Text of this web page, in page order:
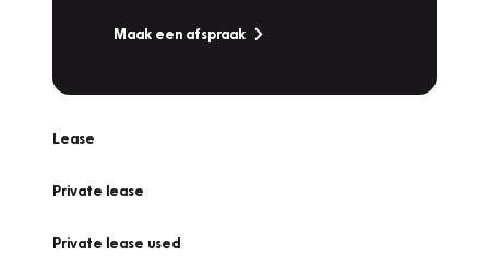
Maak een afspraak
Lease
Private lease
Private lease used